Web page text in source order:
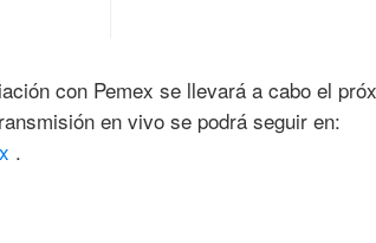
con Pemex se llevará a cabo el
en vivo se podrá seguir en:
.